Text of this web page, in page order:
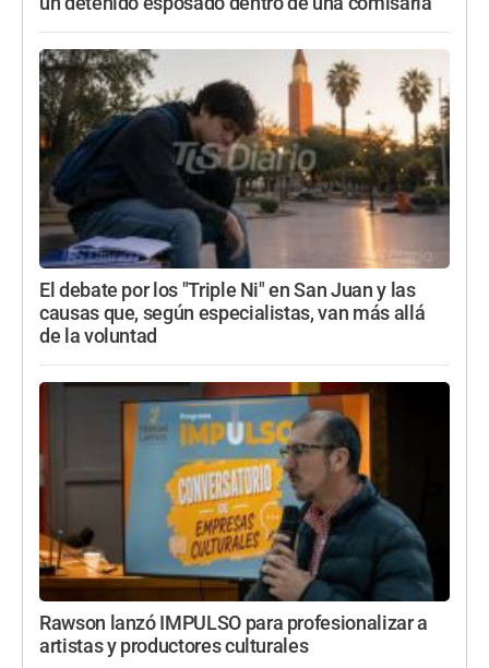
El debate por los "Triple Ni" en San Juan y las
causas que, según especialistas, van más allá
de la voluntad
Rawson lanzó IMPULSO para profesionalizar a
artistas y productores culturales